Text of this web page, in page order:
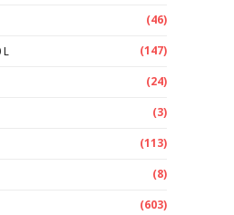
(46)
(147)
(24)
(3)
(113)
(8)
(603)